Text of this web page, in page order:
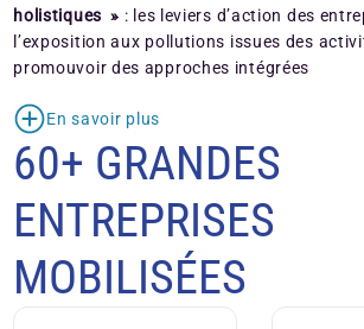
holistiques » : les leviers d’action des
l’exposition aux pollutions issues des
promouvoir des approches intégrées
En savoir plus
60+ GRANDES
ENTREPRISES
MOBILISÉES